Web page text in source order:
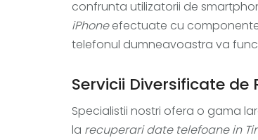
confrunta utilizatorii de
iPhoneefectuate cu
telefonul dumneavoastra va
Servicii Diversificate de
Specialistii nostri ofera o gama
la recuperari date telefoane in